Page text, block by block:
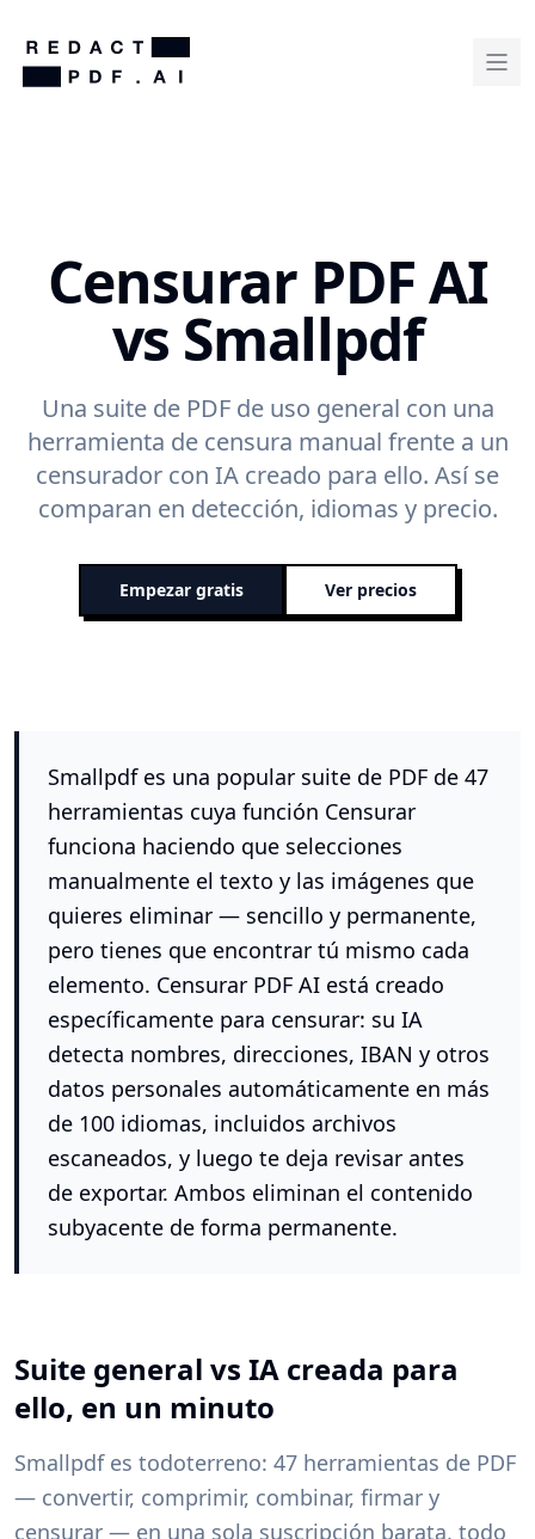
Censurar PDF AI
vs Smallpdf
Una suite de PDF de uso general con una
herramienta de censura manual frente a un
censurador con IA creado para ello. Así se
comparan en detección, idiomas y precio.
Empezar gratis Ver precios
Smallpdf es una popular suite de PDF de 47
herramientas cuya función Censurar
funciona haciendo que selecciones
manualmente el texto y las imágenes que
quieres eliminar — sencillo y permanente,
pero tienes que encontrar tú mismo cada
elemento. Censurar PDF AI está creado
específicamente para censurar: su IA
detecta nombres, direcciones, IBAN y otros
datos personales automáticamente en más
de 100 idiomas, incluidos archivos
escaneados, y luego te deja revisar antes
de exportar. Ambos eliminan el contenido
subyacente de forma permanente.
Suite general vs IA creada para
ello, en un minuto
Smallpdf es todoterreno: 47 herramientas de PDF
— convertir, comprimir, combinar, firmar y
censurar — en una sola suscripción barata, todo